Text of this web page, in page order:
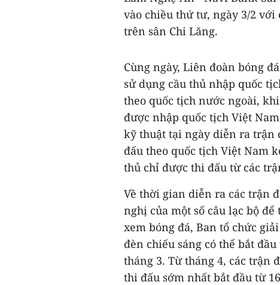
vào chiều thứ tư, ngày 3/2 với
trên sân Chi Lăng.
Cùng ngày, Liên đoàn bóng
sử dụng cầu thủ nhập quốc
theo quốc tịch nước ngoài,
được nhập quốc tịch Việt
kỹ thuật tại ngày diễn ra trận
đấu theo quốc tịch Việt Nam
thủ chỉ được thi đấu từ các
Về thời gian diễn ra các trận
nghị của một số câu lạc bộ
xem bóng đá, Ban tổ chức
đèn chiếu sáng có thể bắt
tháng 3. Từ tháng 4, các trận
thi đấu sớm nhất bắt đầu từ